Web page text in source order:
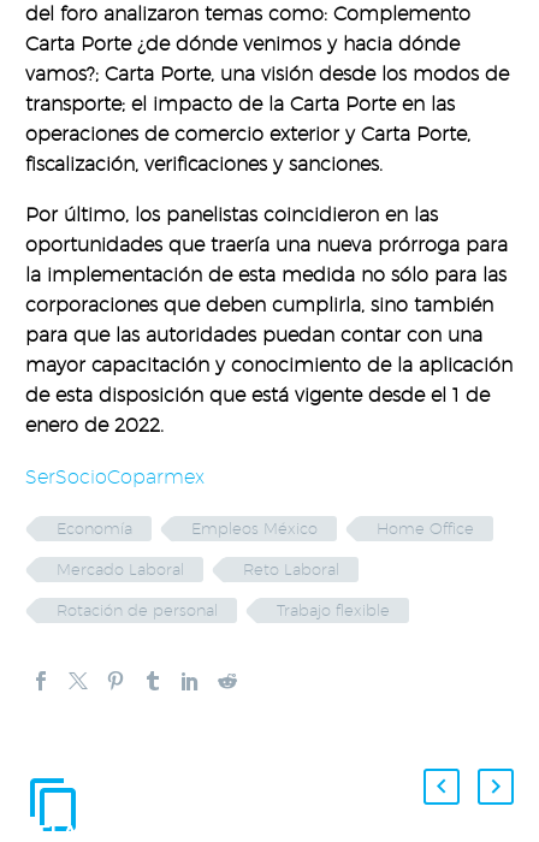
del foro analizaron temas como: Complemento
Carta Porte ¿de dónde venimos y hacia dónde
vamos?; Carta Porte, una visión desde los modos de
transporte; el impacto de la Carta Porte en las
operaciones de comercio exterior y Carta Porte,
fiscalización, verificaciones y sanciones.
Por último, los panelistas coincidieron en las
oportunidades que traería una nueva prórroga para
la implementación de esta medida no sólo para las
corporaciones que deben cumplirla, sino también
para que las autoridades puedan contar con una
mayor capacitación y conocimiento de la aplicación
de esta disposición que está vigente desde el 1 de
enero de 2022.
SerSocioCoparmex
Economía Empleos México Home Office
Mercado Laboral Reto Laboral
Rotación de personal Trabajo flexible
RELACIONADAS